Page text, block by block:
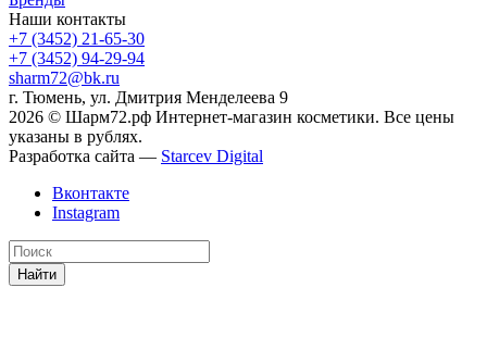
Наши контакты
+7 (3452) 21-65-30
+7 (3452) 94-29-94
sharm72@bk.ru
г. Тюмень, ул. Дмитрия Менделеева 9
2026 © Шарм72.рф Интернет-магазин косметики. Все цены
указаны в рублях.
Разработка сайта — Starcev Digital
Вконтакте
Instagram
Найти